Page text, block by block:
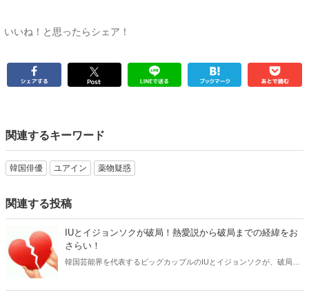
いいね！と思ったらシェア！
関連するキーワード
韓国俳優 ユアイン 薬物疑惑
関連する投稿
IUとイジョンソクが破局！熱愛説から破局までの経緯をお
さらい！
韓国芸能界を代表するビッグカップルのIUとイジョンソクが、破局を